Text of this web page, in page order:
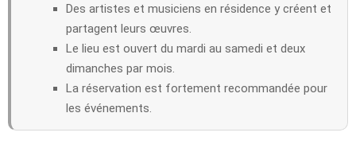
Des artistes et musiciens en résidence y créent et
partagent leurs œuvres.
Le lieu est ouvert du mardi au samedi et deux
dimanches par mois.
La réservation est fortement recommandée pour
les événements.